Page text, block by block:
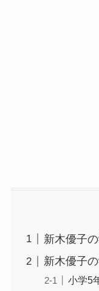
新木優子
新木優子
小学5